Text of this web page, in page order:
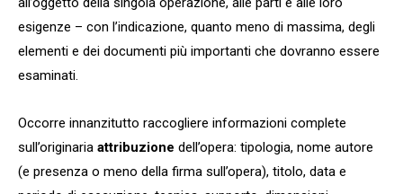
esigenze – con l’indicazione, quanto meno di massima, degli
elementi e dei documenti più importanti che dovranno essere
esaminati.
Occorre innanzitutto raccogliere informazioni complete
sull’originaria attribuzione dell’opera: tipologia, nome autore
(e presenza o meno della firma sull’opera), titolo, data e